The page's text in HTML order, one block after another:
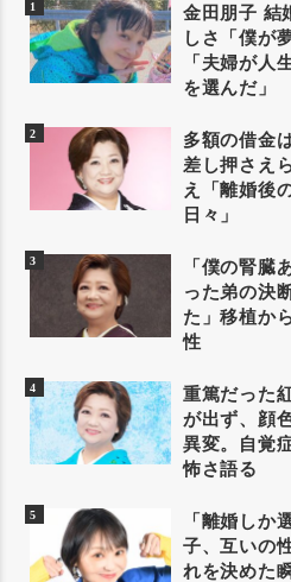
金田朋子 結
しさ「僕が
「夫婦が人
を選んだ」
多額の借金
差し押さえ
え「離婚後
日々」
「僕の腎臓
った弟の決
た」移植か
性
重篤だった
が出ず、顔
異変。自覚
怖さ語る
「離婚しか
子、互いの
れを決めた